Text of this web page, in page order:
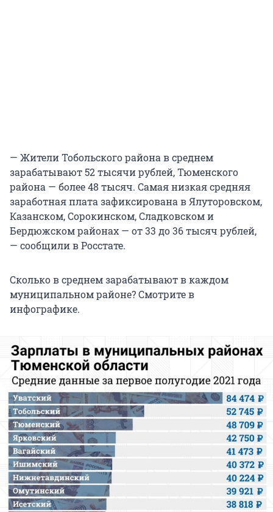
— Жители Тобольского района в среднем
зарабатывают 52 тысячи рублей, Тюменского
района — более 48 тысяч. Самая низкая средняя
заработная плата зафиксирована в Ялуторовском,
Казанском, Сорокинском, Сладковском и
Бердюжском районах — от 33 до 36 тысяч рублей,
— сообщили в Росстате.
Сколько в среднем зарабатывают в каждом
муниципальном районе? Смотрите в
инфографике.